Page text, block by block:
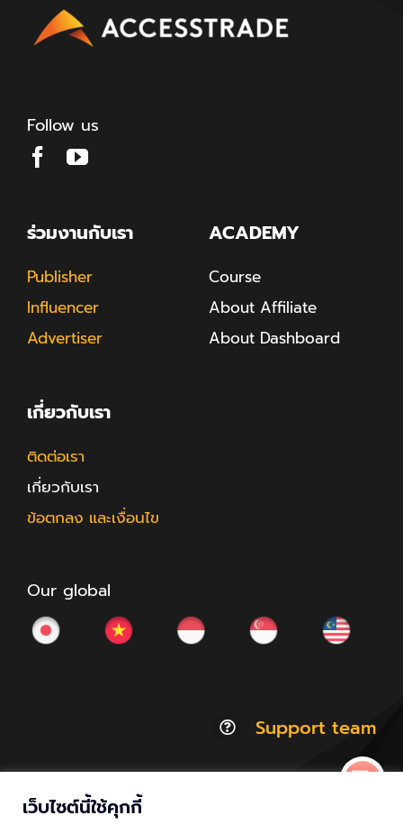
Follow us
ร่วมงานกับเรา
Publisher
Influencer
Advertiser
ACADEMY
Course
About Affiliate
About Dashboard
เกี่ยวกับเรา
ติดต่อเรา
เกี่ยวกับเรา
ข้อตกลง และเงื่อนไข
Our global
Support team
เว็บไซต์นี้ใช้คุกกี้